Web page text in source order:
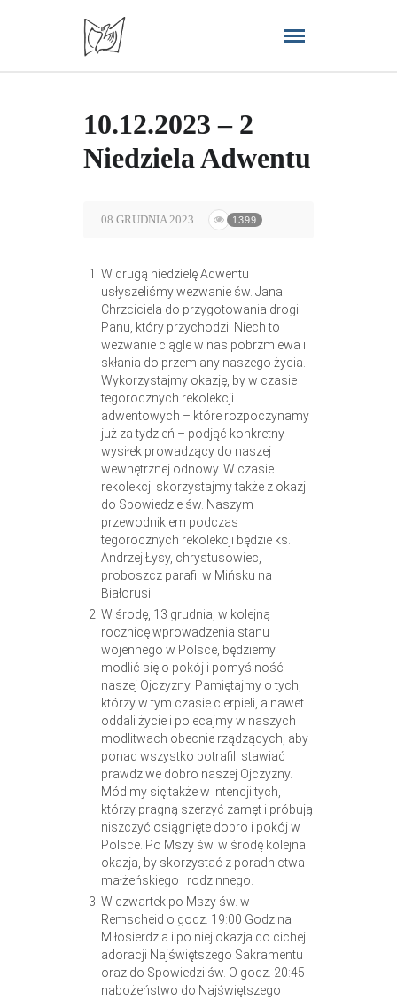
10.12.2023 – 2
Niedziela Adwentu
08 GRUDNIA 2023 1399
W drugą niedzielę Adwentu
usłyszeliśmy wezwanie św. Jana
Chrzciciela do przygotowania drogi
Panu, który przychodzi. Niech to
wezwanie ciągle w nas pobrzmiewa i
skłania do przemiany naszego życia.
Wykorzystajmy okazję, by w czasie
tegorocznych rekolekcji
adwentowych – które rozpoczynamy
już za tydzień – podjąć konkretny
wysiłek prowadzący do naszej
wewnętrznej odnowy. W czasie
rekolekcji skorzystajmy także z okazji
do Spowiedzie św. Naszym
przewodnikiem podczas
tegorocznych rekolekcji będzie ks.
Andrzej Łysy, chrystusowiec,
proboszcz parafii w Mińsku na
Białorusi.
W środę, 13 grudnia, w kolejną
rocznicę wprowadzenia stanu
wojennego w Polsce, będziemy
modlić się o pokój i pomyślność
naszej Ojczyzny. Pamiętajmy o tych,
którzy w tym czasie cierpieli, a nawet
oddali życie i polecajmy w naszych
modlitwach obecnie rządzących, aby
ponad wszystko potrafili stawiać
prawdziwe dobro naszej Ojczyzny.
Módlmy się także w intencji tych,
którzy pragną szerzyć zamęt i próbują
niszczyć osiągnięte dobro i pokój w
Polsce. Po Mszy św. w środę kolejna
okazja, by skorzystać z poradnictwa
małżeńskiego i rodzinnego.
W czwartek po Mszy św. w
Remscheid o godz. 19:00 Godzina
Miłosierdzia i po niej okazja do cichej
adoracji Najświętszego Sakramentu
oraz do Spowiedzi św. O godz. 20:45
nabożeństwo do Najświętszego